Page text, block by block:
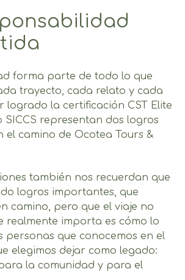
forma parte de todo lo que
trayecto, cada relato y cada
logrado la certificación CST Elite
SICCS representan dos logros
el camino de Ocotea Tours &
también nos recuerdan que
logros importantes, que
camino, pero que el viaje no
realmente importa es cómo lo
personas que conocemos en el
elegimos dejar como legado:
la comunidad y para el